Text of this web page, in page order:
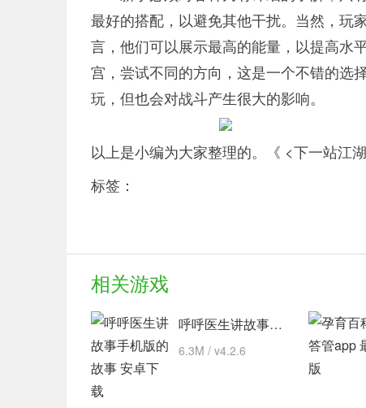
最好的搭配，以避免其他干扰。当然，玩
言，他们可以展示最高的能量，以提高水
宫，尝试不同的方向，这是一个不错的选
玩，但也会对战斗产生很大的影响。
以上是小编为大家整理的。《 <下一站江
标签：
相关游戏
呼呼医生讲故事手机版的故事 安卓下载
6.3M / v4.2.6